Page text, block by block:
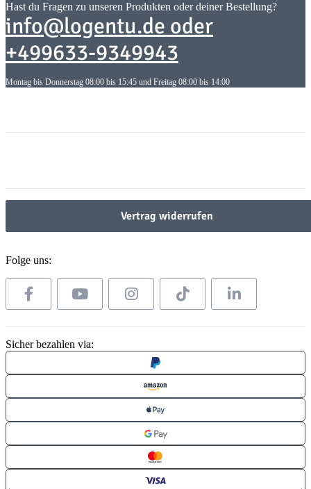
Hast du Fragen zu unseren Produkten oder deiner Bestellung?
info@logentu.de oder
+499633-9349943
Montag bis Donnerstag 08:00 bis 15:45 und Freitag 08:00 bis 14:00
Vertrag widerrufen
Folge uns:
Sicher bezahlen via: